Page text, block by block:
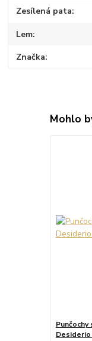
Zesílená pata
Lem
Značka
Mohlo
Desiderio